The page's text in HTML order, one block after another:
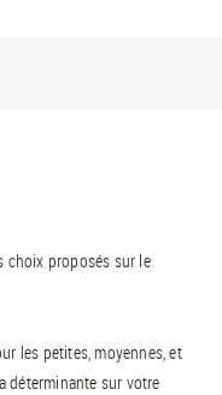
choix proposés sur le
les petites, moyennes, et
déterminante sur votre